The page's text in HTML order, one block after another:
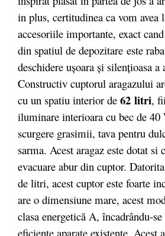
in plus, certitudinea ca vom avea
accesoriile importante, exact
din spatiul de depozitare este
deschidere uşoara şi silenţioasa a
Constructiv cuptorul aragazului
cu un spatiu interior de 62 litri,
iluminare interioara cu bec de 40
scurgere grasimii, tava pentru
sarma. Acest aragaz este dotat
evacuare abur din cuptor.
de litri, acest cuptor este foarte
are o dimensiune mare, acest
clasa energetică A, încadrându-
eficiente aparate existente. Acest